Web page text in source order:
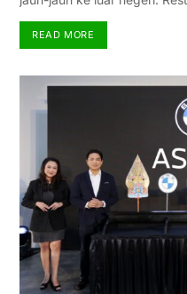
READ MORE